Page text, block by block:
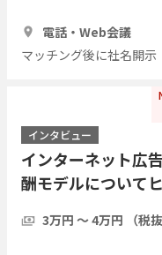
電話・Web会議
マッチング後に社名開示
インタビュー
インターネット広
酬モデルについて
3万円 〜 4万円 （税抜